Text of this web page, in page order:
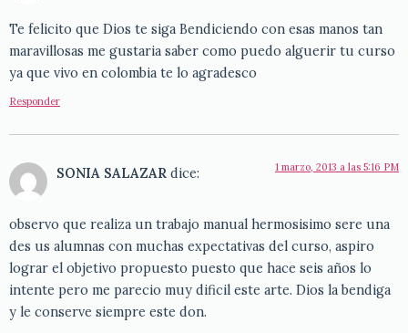
Te felicito que Dios te siga Bendiciendo con esas manos tan
maravillosas me gustaria saber como puedo alguerir tu curso
ya que vivo en colombia te lo agradesco
Responder
SONIA SALAZAR dice: 1 marzo, 2013 a las 5:16 PM
observo que realiza un trabajo manual hermosisimo sere una
des us alumnas con muchas expectativas del curso, aspiro
lograr el objetivo propuesto puesto que hace seis años lo
intente pero me parecio muy dificil este arte. Dios la bendiga
y le conserve siempre este don.